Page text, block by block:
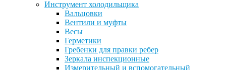
Инструмент холодильщика
Вальцовки
Вентили и муфты
Весы
Герметики
Гребенки для правки ребер
Зеркала инспекционные
Измерительный и вспомогательный